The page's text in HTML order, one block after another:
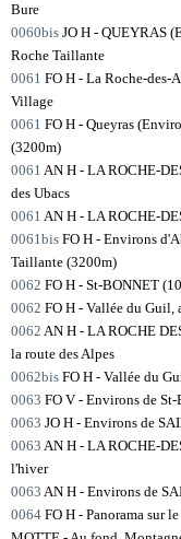
Bure
0060bis JO H - QUEYRAS
Roche Taillante
0061 FO H - La Roche-des-
Village
0061 FO H - Queyras
(3200m)
0061 AN H - LA ROCHE-
des Ubacs
0061 AN H - LA ROCHE-
0061bis FO H - Environs
Taillante (3200m)
0062 FO H - St-BONNET
0062 FO H - Vallée du Guil,
0062 AN H - LA ROCHE
la route des Alpes
0062bis FO H - Vallée du
0063 FO V - Environs de
0063 JO H - Environs de
0063 AN H - LA ROCHE-
l'hiver
0063 AN H - Environs de
0064 FO H - Panorama sur